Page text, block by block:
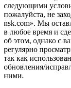
следующими
пожалуйста, не
nsk.com». Мы
в любое время и
об этом, однако с
регулярно
так как
обновления/
ними.